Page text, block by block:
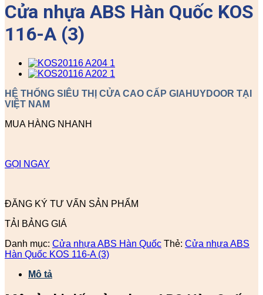
Cửa nhựa ABS Hàn Quốc KOS
116-A (3)
HỆ THỐNG SIÊU THỊ CỬA CAO CẤP GIAHUYDOOR TẠI
VIỆT NAM
MUA HÀNG NHANH
GỌI NGAY
ĐĂNG KÝ TƯ VẤN SẢN PHẨM
TẢI BẢNG GIÁ
Danh mục: Cửa nhựa ABS Hàn Quốc Thẻ: Cửa nhựa ABS
Hàn Quốc KOS 116-A (3)
Mô tả